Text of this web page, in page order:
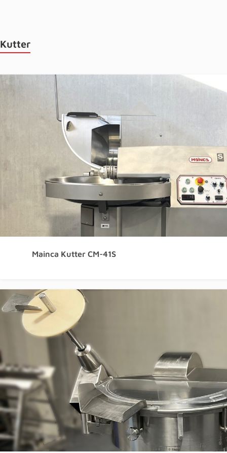
Kutter
Mainca Kutter CM-41S